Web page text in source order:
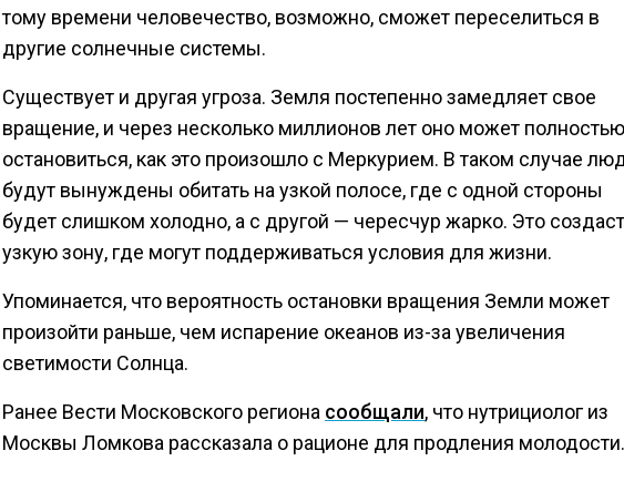
тому времени человечество, возможно, сможет переселиться в
другие солнечные системы.
Существует и другая угроза. Земля постепенно замедляет свое
вращение, и через несколько миллионов лет оно может полностью
остановиться, как это произошло с Меркурием. В таком случае
будут вынуждены обитать на узкой полосе, где с одной стороны
будет слишком холодно, а с другой — чересчур жарко. Это создаст
узкую зону, где могут поддерживаться условия для жизни.
Упоминается, что вероятность остановки вращения Земли может
произойти раньше, чем испарение океанов из-за увеличения
светимости Солнца.
Ранее Вести Московского региона сообщали, что нутрициолог из
Москвы Ломкова рассказала о рационе для продления молодости.